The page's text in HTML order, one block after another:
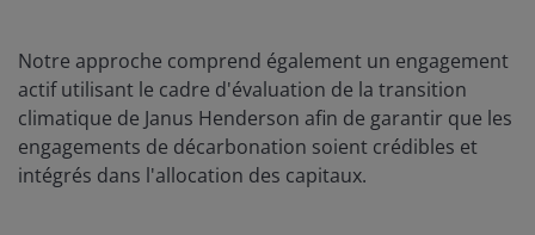
Notre approche comprend également un engagement
actif utilisant le cadre d'évaluation de la transition
climatique de Janus Henderson afin de garantir que les
engagements de décarbonation soient crédibles et
intégrés dans l'allocation des capitaux.